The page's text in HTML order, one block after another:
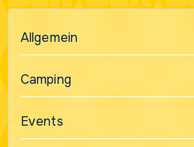
Allgemein
Camping
Events